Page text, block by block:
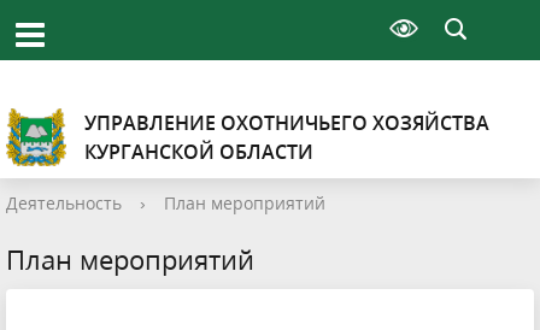
УПРАВЛЕНИЕ ОХОТНИЧЬЕГО ХОЗЯЙСТВА
КУРГАНСКОЙ ОБЛАСТИ
Деятельность › План мероприятий
План мероприятий